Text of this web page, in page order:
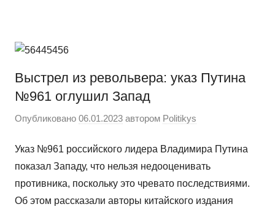
содержимому
сайт
WordPress
Выстрел из револьвера: указ Путина
№961 оглушил Запад
Опубликовано 06.01.2023 автором Politikys
Указ №961 российского лидера Владимира Путина
показал Западу, что нельзя недооценивать
противника, поскольку это чревато последствиями.
Об этом рассказали авторы китайского издания